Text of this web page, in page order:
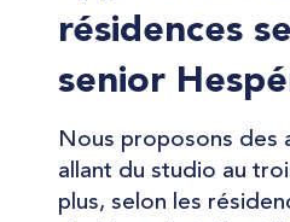
résidences
senior
Nous proposons des
allant du studio au
plus, selon les